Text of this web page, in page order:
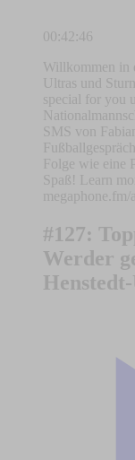
00:42:46
Willkommen in
Ultras und
special for you
SMS von
Folge wie eine
Spaß! Learn
megaphone.fm/
#127:
Werder